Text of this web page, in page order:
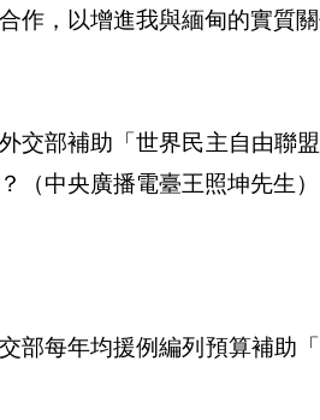
作，以增進我與緬甸的實質關
交部補助「世界民主自由聯
（中央廣播電臺王照坤先生）
部每年均援例編列預算補助